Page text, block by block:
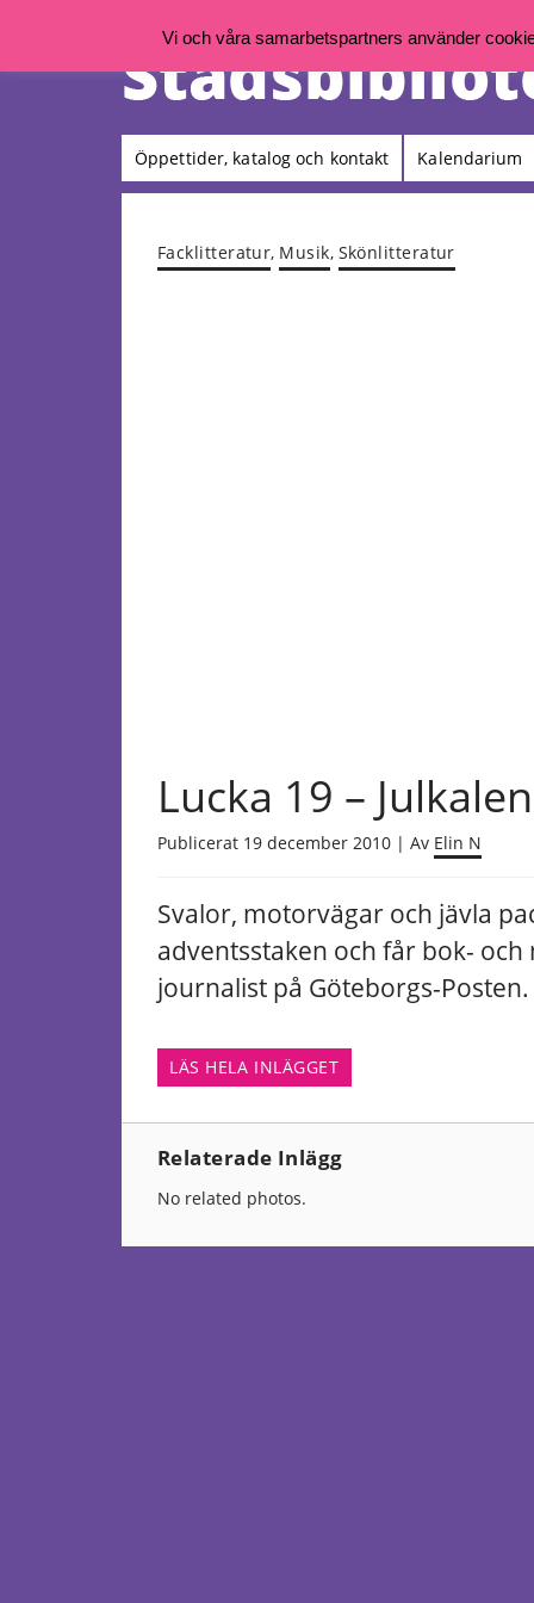
Öppettider, katalog och kontakt Kalendarium
Facklitteratur, Musik, Skönlitteratur
Lucka 19 –
Publicerat 19 december 2010 | Av Elin N
Svalor, motorvägar och jävla
adventsstaken och får bok-
journalist på Göteborgs-Posten.
LÄS HELA INLÄGGET
Relaterade Inlägg
No related photos.
Vi och våra samarbetspartners använder